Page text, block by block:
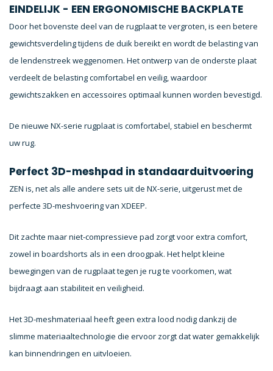
EINDELIJK - EEN ERGONOMISCHE BACKPLATE
Door het bovenste deel van de rugplaat te vergroten, is een betere
gewichtsverdeling tijdens de duik bereikt en wordt de belasting van
de lendenstreek weggenomen. Het ontwerp van de onderste plaat
verdeelt de belasting comfortabel en veilig, waardoor
gewichtszakken en accessoires optimaal kunnen worden bevestigd.
De nieuwe NX-serie rugplaat is comfortabel, stabiel en beschermt
uw rug.
Perfect 3D-meshpad in standaarduitvoering
ZEN is, net als alle andere sets uit de NX-serie, uitgerust met de
perfecte 3D-meshvoering van XDEEP.
Dit zachte maar niet-compressieve pad zorgt voor extra comfort,
zowel in boardshorts als in een droogpak. Het helpt kleine
bewegingen van de rugplaat tegen je rug te voorkomen, wat
bijdraagt aan stabiliteit en veiligheid.
Het 3D-meshmateriaal heeft geen extra lood nodig dankzij de
slimme materiaaltechnologie die ervoor zorgt dat water gemakkelijk
kan binnendringen en uitvloeien.